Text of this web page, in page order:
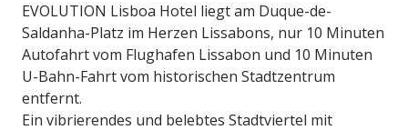
EVOLUTION Lisboa Hotel liegt am Duque-de-
Saldanha-Platz im Herzen Lissabons, nur 10 Minuten
Autofahrt vom Flughafen Lissabon und 10 Minuten
U-Bahn-Fahrt vom historischen Stadtzentrum
entfernt.
Ein vibrierendes und belebtes Stadtviertel mit